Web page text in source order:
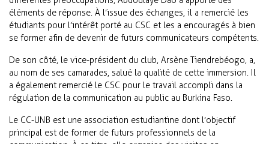
éléments de réponse. À l’issue des échanges, il a remercié les
étudiants pour l’intérêt porté au CSC et les a encouragés à bien
se former afin de devenir de futurs communicateurs compétents.
De son côté, le vice-président du club, Arsène Tiendrebéogo, a,
au nom de ses camarades, salué la qualité de cette immersion. Il
a également remercié le CSC pour le travail accompli dans la
régulation de la communication au public au Burkina Faso.
Le CC-UNB est une association estudiantine dont l’objectif
principal est de former de futurs professionnels de la